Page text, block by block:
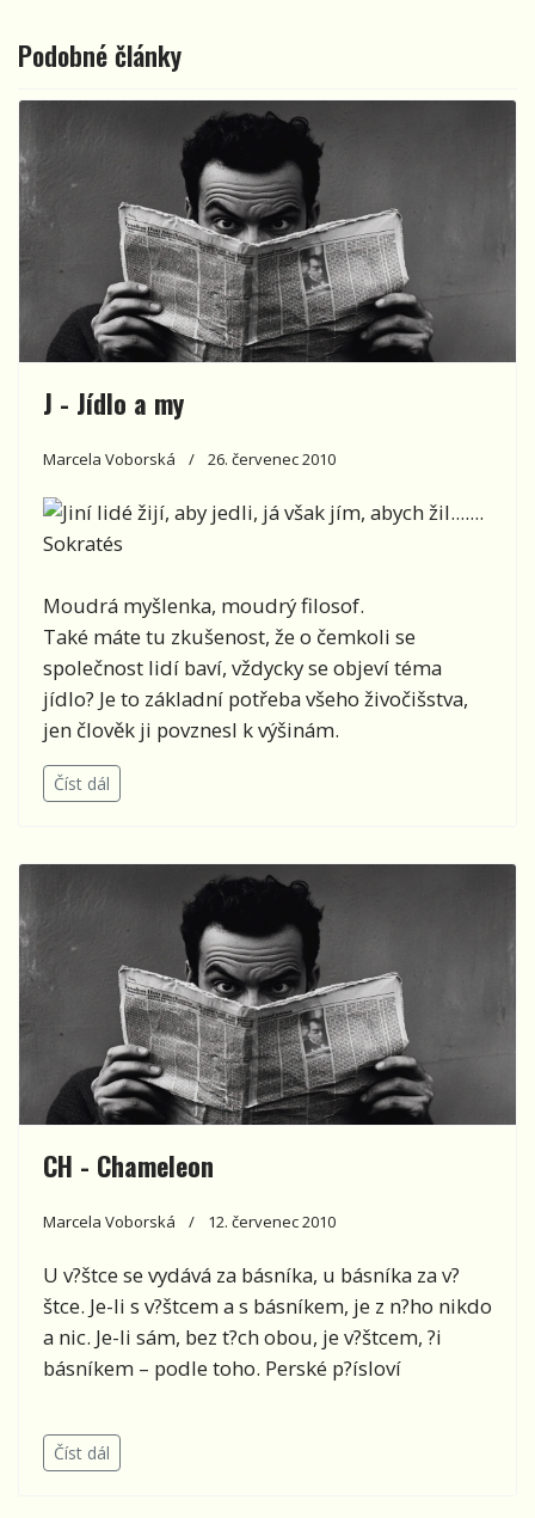
Podobné články
J - Jídlo a my
Marcela Voborská 26. červenec 2010
Jiní lidé žijí, aby jedli, já však jím, abych žil.......
Sokratés
Moudrá myšlenka, moudrý filosof.
Také máte tu zkušenost, že o čemkoli se
společnost lidí baví, vždycky se objeví téma
jídlo? Je to základní potřeba všeho živočišstva,
jen člověk ji povznesl k výšinám.
Číst dál
CH - Chameleon
Marcela Voborská 12. červenec 2010
U v?štce se vydává za básníka, u básníka za v?
štce. Je-li s v?štcem a s básníkem, je z n?ho nikdo
a nic. Je-li sám, bez t?ch obou, je v?štcem, ?i
básníkem – podle toho. Perské p?ísloví
Číst dál